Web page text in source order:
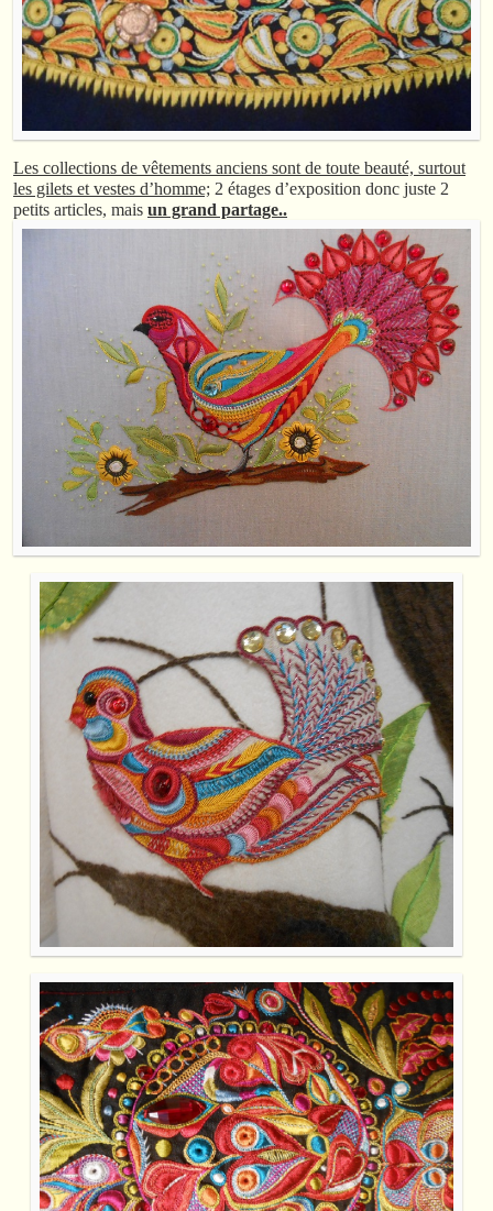
Les collections de vêtements anciens sont de toute beauté, surtout
les gilets et vestes d’homme; 2 étages d’exposition donc juste 2
petits articles, mais un grand partage..